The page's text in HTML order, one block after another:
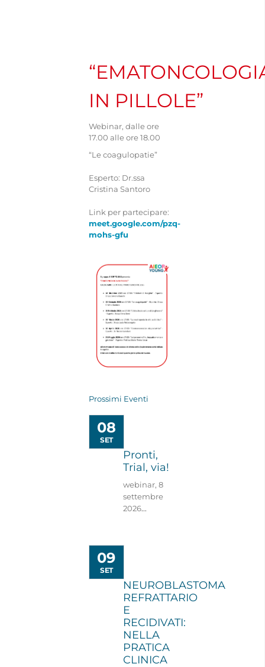
OPERATORI SANITARI
IN PILLOLE”
Webinar, dalle ore
17.00 alle ore 18.00
“Le coagulopatie”
Esperto: Dr.ssa
Cristina Santoro
Link per partecipare:
meet.google.com/pzq-
mohs-gfu
Prossimi Eventi
08
SET
Pronti,
Trial, via!
webinar, 8
settembre
2026...
09
SET
NEUROBLASTOMA
REFRATTARIO
E
RECIDIVATI:
NELLA
PRATICA
CLINICA